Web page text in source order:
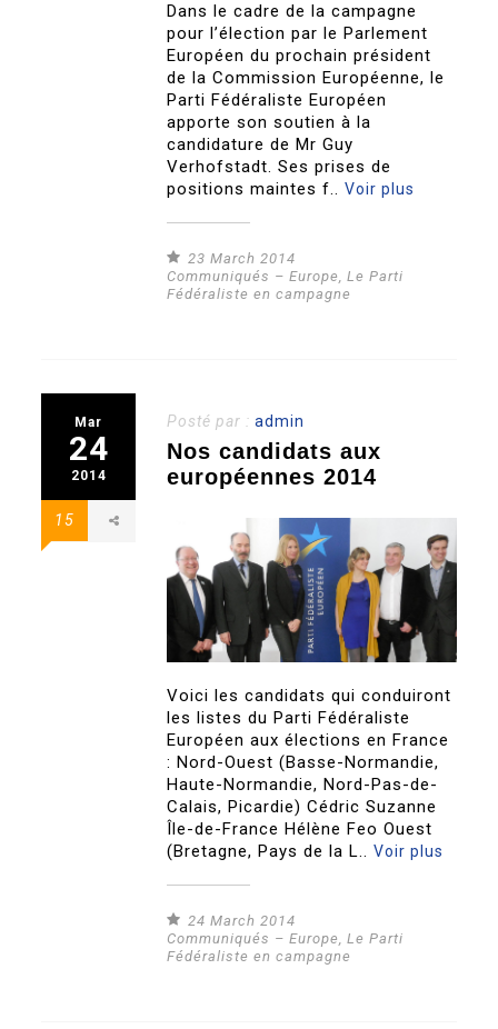
Dans le cadre de la campagne
pour l’élection par le Parlement
Européen du prochain président
de la Commission Européenne, le
Parti Fédéraliste Européen
apporte son soutien à la
candidature de Mr Guy
Verhofstadt. Ses prises de
positions maintes f..Voir plus
23 March 2014
Communiqués – Europe,Le Parti
Fédéraliste en campagne
Mar
24
2014
15
Posté par :admin
Nos candidats aux
européennes 2014
Voici les candidats qui conduiront
les listes du Parti Fédéraliste
Européen aux élections en France
: Nord-Ouest (Basse-Normandie,
Haute-Normandie, Nord-Pas-de-
Calais, Picardie) Cédric Suzanne
Île-de-France Hélène Feo Ouest
(Bretagne, Pays de la L..Voir plus
24 March 2014
Communiqués – Europe,Le Parti
Fédéraliste en campagne